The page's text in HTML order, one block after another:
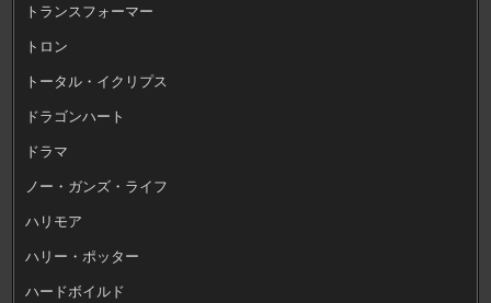
トランスフォーマー
トロン
トータル・イクリプス
ドラゴンハート
ドラマ
ノー・ガンズ・ライフ
ハリモア
ハリー・ポッター
ハードボイルド